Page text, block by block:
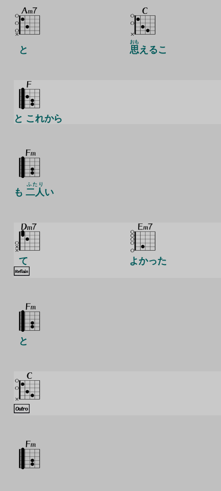
と 思
おも
えるこ
と これから
も二人
ふたり
い
て よかった
と